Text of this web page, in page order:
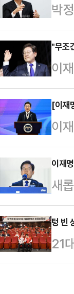
박
못
난
원
리
사
겨
균
"무조
이
게
화’
에
대
대
에
낙
[이재
이
공
중
립
으
선
균
위
이재
새
삼
기
히
정
텅 빈
21
민